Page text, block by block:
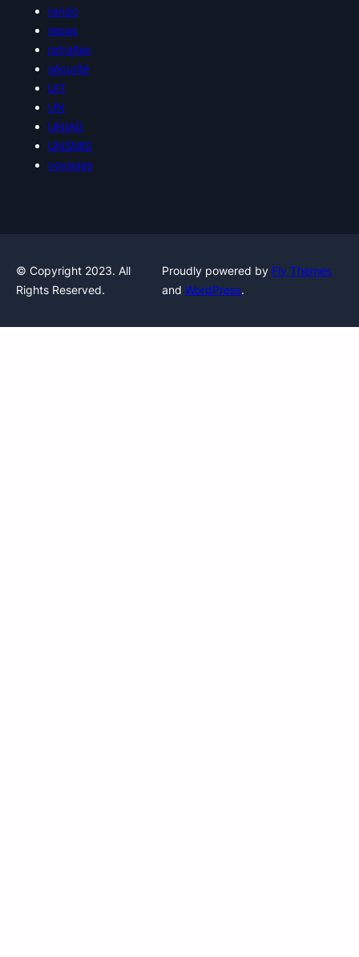
rando
repas
retraites
sécurité
UIT
UN
UNIAG
UNSMIS
voyages
© Copyright 2023. All
Rights Reserved.
Proudly powered by Fly Themes
andWordPress.